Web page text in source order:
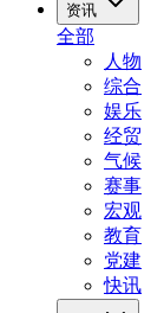
资讯
全部
人物
综合
娱乐
经贸
气候
赛事
宏观
教育
党建
快讯